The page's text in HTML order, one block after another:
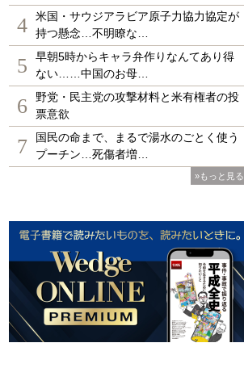
4
米国・サウジアラビア原子力協力協定が
持つ懸念…不明瞭な…
5
早朝5時からキャラ弁作りなんてあり得
ない……中国のお母…
6
野党・民主党の攻撃材料と米有権者の投
票意欲
7
国民の命まで、まるで湯水のごとく使う
プーチン…死傷者増…
»もっと見る